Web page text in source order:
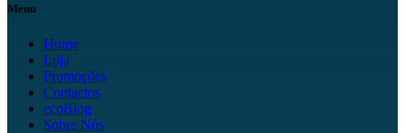
Menu
Home
Loja
Promoções
Contactos
ecoBlog
Sobre Nós